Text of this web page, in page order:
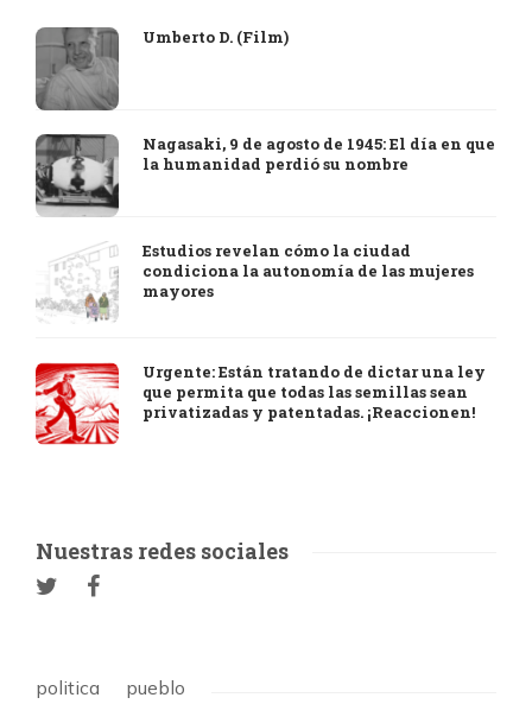
Umberto D. (Film)
Nagasaki, 9 de agosto de 1945: El día en que
la humanidad perdió su nombre
Estudios revelan cómo la ciudad
condiciona la autonomía de las mujeres
mayores
Urgente: Están tratando de dictar una ley
que permita que todas las semillas sean
privatizadas y patentadas. ¡Reaccionen!
Nuestras redes sociales
politica pueblo